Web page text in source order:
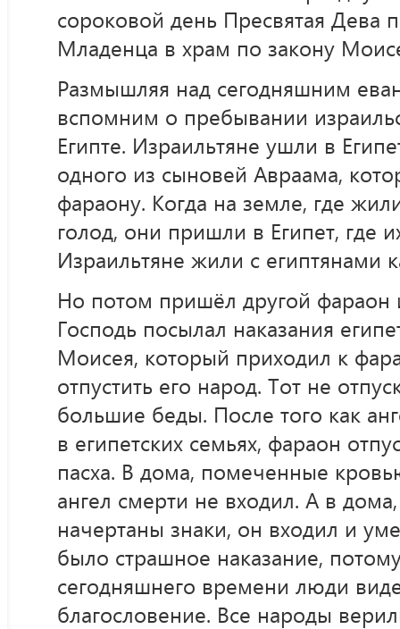
сороковой день Пресвятая Дева
Младенца в храм по закону
Размышляя над сегодняшним
вспомним о пребывании
Египте. Израильтяне ушли в
одного из сыновей Авраама,
фараону. Когда на земле, где
голод, они пришли в Египет, где
Израильтяне жили с египтянами
Но потом пришёл другой фараон
Господь посылал наказания
Моисея, который приходил к
отпустить его народ. Тот не
большие беды. После того как
в египетских семьях, фараон
пасха. В дома, помеченные
ангел смерти не входил. А в
начертаны знаки, он входил и
было страшное наказание,
сегодняшнего времени люди
благословение. Все народы